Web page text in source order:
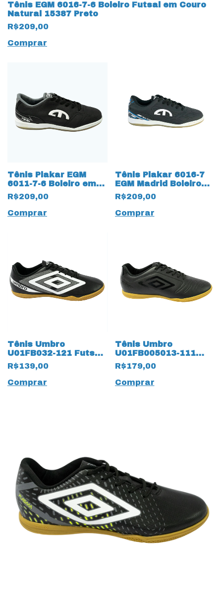
Tênis EGM 6016-7-6 Boleiro Futsal em Couro
Natural 15387 Preto
R$209,00
Comprar
Tênis Plakar EGM
6011-7-6 Boleiro em
Couro com Solado
Amazonas 13399
Costurado
R$209,00
Comprar
Tênis Plakar 6016-7
EGM Madrid Boleiro
Futsal 9997 Preto
R$209,00
Comprar
Tênis Umbro
U01FB032-121 Futsal
Beat 15425
Preto/Branco
R$139,00
Comprar
Tênis Umbro
U01FB005013-111
Futsal Class 15424
Preto
R$179,00
Comprar